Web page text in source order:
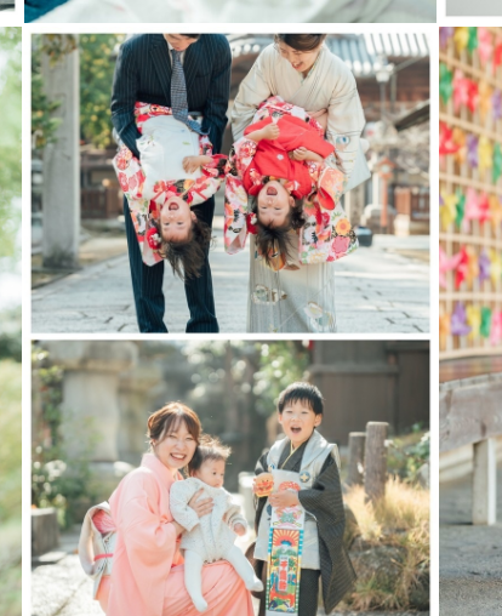
ているフリーカメラマンです♡
た。（主に緩和ケア、がん看護に携わっていま
ように心がけております✨
2023 七五三部門 優秀賞受賞🏅
りますことご了承ください。